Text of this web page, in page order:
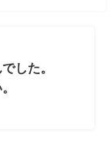
した。